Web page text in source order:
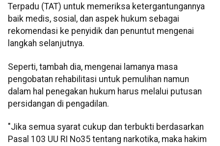
Terpadu (TAT) untuk memeriksa ketergantungannya
baik medis, sosial, dan aspek hukum sebagai
rekomendasi ke penyidik dan penuntut mengenai
langkah selanjutnya.
Seperti, tambah dia, mengenai lamanya masa
pengobatan rehabilitasi untuk pemulihan namun
dalam hal penegakan hukum harus melalui putusan
persidangan di pengadilan.
"Jika semua syarat cukup dan terbukti berdasarkan
Pasal 103 UU RI No35 tentang narkotika, maka hakim